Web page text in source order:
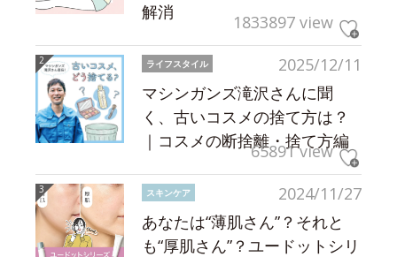
解消
1833897 view
2025/12/11
ライフスタイル
マシンガンズ滝沢さんに聞
く、古いコスメの捨て方は？
｜コスメの断捨離・捨て方編
65891 view
2024/11/27
スキンケア
あなたは“薄肌さん”？それと
も“厚肌さん”？ユードットシリ